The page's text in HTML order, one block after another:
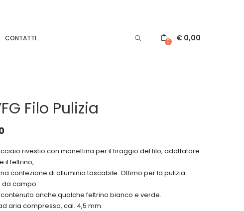
CONTATTI 0 €0,00
Filo Pulizia
rivestio con manettina per il tiraggio del filo, adattatore
il feltrino,
confezione di alluminio tascabile. Ottimo per la pulizia
da campo.
contenuto anche qualche feltrino bianco e verde.
aria compressa, cal. 4,5 mm.